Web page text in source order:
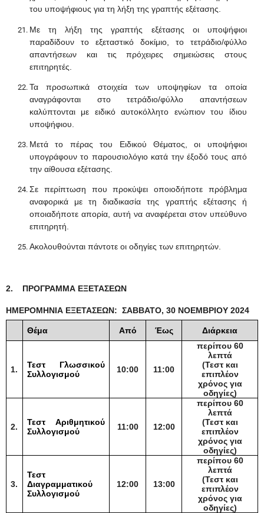
του υποψήφιους για τη λήξη της γραπτής εξέτασης.
Με τη λήξη της γραπτής εξέτασης οι υποψήφιοι
παραδίδουν το εξεταστικό δοκίμιο, το τετράδιο/φύλλο
απαντήσεων και τις πρόχειρες σημειώσεις στους
επιτηρητές.
Τα προσωπικά στοιχεία των υποψηφίων τα οποία
αναγράφονται στο τετράδιο/φύλλο απαντήσεων
καλύπτονται με ειδικό αυτοκόλλητο ενώπιον του ίδιου
υποψήφιου.
Μετά το πέρας του Ειδικού Θέματος, οι υποψήφιοι
υπογράφουν το παρουσιολόγιο κατά την έξοδό τους από
την αίθουσα εξέτασης.
Σε περίπτωση που προκύψει οποιοδήποτε πρόβλημα
αναφορικά με τη διαδικασία της γραπτής εξέτασης ή
οποιαδήποτε απορία, αυτή να αναφέρεται στον υπεύθυνο
επιτηρητή.
Ακολουθούνται πάντοτε οι οδηγίες των επιτηρητών.
2. ΠΡΟΓΡΑΜΜΑ ΕΞΕΤΑΣΕΩΝ
ΗΜΕΡΟΜΗΝΙΑ ΕΞΕΤΑΣΕΩΝ: ΣΑΒΒΑΤΟ, 30 ΝΟΕΜΒΡΙΟΥ 2024
Θέμα Από Έως Διάρκεια
1.
Τεστ Γλωσσικού
Συλλογισμού
10:00 11:00
περίπου 60
λεπτά
(Τεστ και
επιπλέον
χρόνος για
οδηγίες)
2.
Τεστ Αριθμητικού
Συλλογισμού
11:00 12:00
περίπου 60
λεπτά
(Τεστ και
επιπλέον
χρόνος για
οδηγίες)
3.
Τεστ
Διαγραμματικού
Συλλογισμού
12:00 13:00
περίπου 60
λεπτά
(Τεστ και
επιπλέον
χρόνος για
οδηγίες)